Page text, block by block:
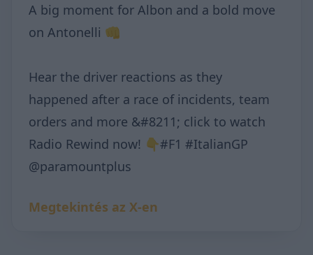
A big moment for Albon and a bold move
on Antonelli 👊
Hear the driver reactions as they
happened after a race of incidents, team
orders and more &#8211; click to watch
Radio Rewind now! 👇#F1 #ItalianGP
@paramountplus
Megtekintés az X-en